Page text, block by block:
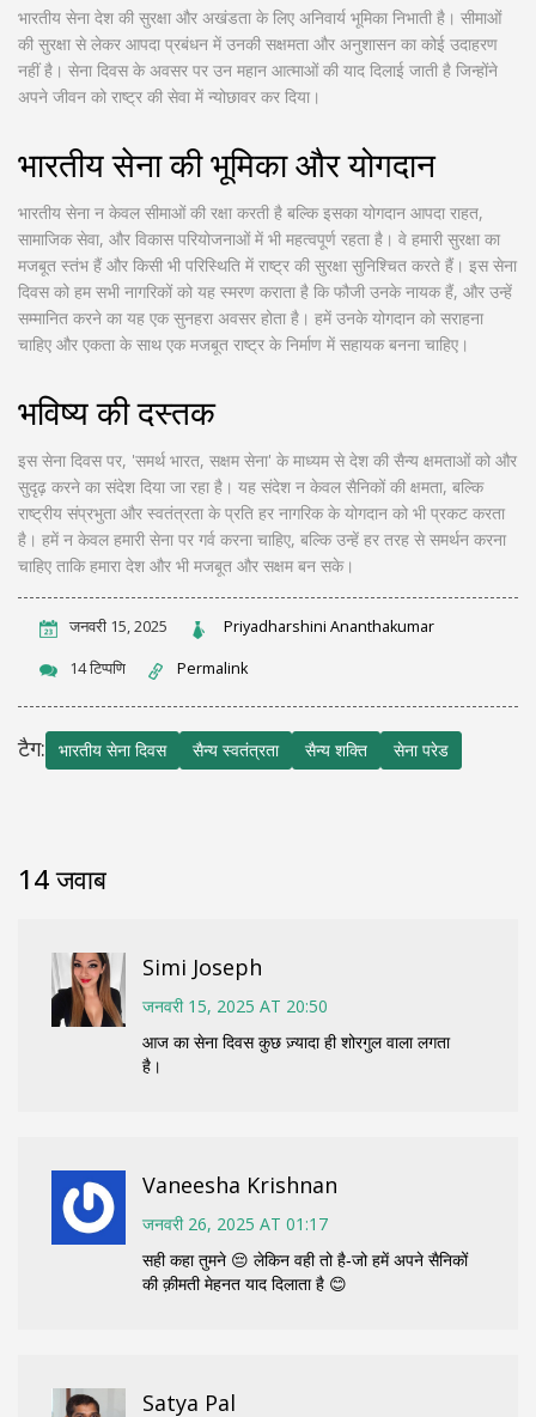
भारतीय सेना देश की सुरक्षा और अखंडता के लिए अनिवार्य भूमिका निभाती है। सीमाओं
की सुरक्षा से लेकर आपदा प्रबंधन में उनकी सक्षमता और अनुशासन का कोई उदाहरण
नहीं है। सेना दिवस के अवसर पर उन महान आत्माओं की याद दिलाई जाती है जिन्होंने
अपने जीवन को राष्ट्र की सेवा में न्योछावर कर दिया।
भारतीय सेना की भूमिका और योगदान
भारतीय सेना न केवल सीमाओं की रक्षा करती है बल्कि इसका योगदान आपदा राहत,
सामाजिक सेवा, और विकास परियोजनाओं में भी महत्वपूर्ण रहता है। वे हमारी सुरक्षा का
मजबूत स्तंभ हैं और किसी भी परिस्थिति में राष्ट्र की सुरक्षा सुनिश्चित करते हैं। इस सेना
दिवस को हम सभी नागरिकों को यह स्मरण कराता है कि फौजी उनके नायक हैं, और उन्हें
सम्मानित करने का यह एक सुनहरा अवसर होता है। हमें उनके योगदान को सराहना
चाहिए और एकता के साथ एक मजबूत राष्ट्र के निर्माण में सहायक बनना चाहिए।
भविष्य की दस्तक
इस सेना दिवस पर, 'समर्थ भारत, सक्षम सेना' के माध्यम से देश की सैन्य क्षमताओं को और
सुदृढ़ करने का संदेश दिया जा रहा है। यह संदेश न केवल सैनिकों की क्षमता, बल्कि
राष्ट्रीय संप्रभुता और स्वतंत्रता के प्रति हर नागरिक के योगदान को भी प्रकट करता
है। हमें न केवल हमारी सेना पर गर्व करना चाहिए, बल्कि उन्हें हर तरह से समर्थन करना
चाहिए ताकि हमारा देश और भी मजबूत और सक्षम बन सके।
जनवरी 15, 2025 Priyadharshini Ananthakumar
14 टिप्पणि Permalink
टैग: भारतीय सेना दिवस सैन्य स्वतंत्रता सैन्य शक्ति सेना परेड
14 जवाब
Simi Joseph
जनवरी 15, 2025 AT 20:50
आज का सेना दिवस कुछ ज़्यादा ही शोरगुल वाला लगता
है।
Vaneesha Krishnan
जनवरी 26, 2025 AT 01:17
सही कहा तुमने 😔 लेकिन वही तो है‑जो हमें अपने सैनिकों
की क़ीमती मेहनत याद दिलाता है 😊
Satya Pal